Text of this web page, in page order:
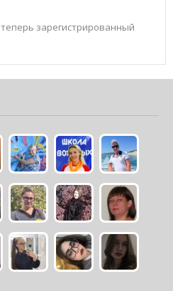
теперь зарегистрированный